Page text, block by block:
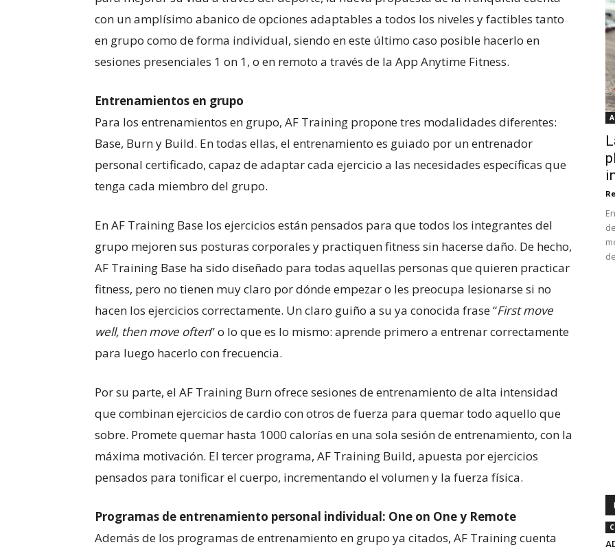
con un amplísimo abanico de opciones adaptables a todos los niveles y factibles tanto
en grupo como de forma individual, siendo en este último caso posible hacerlo en
sesiones presenciales 1 on 1, o en remoto a través de la App Anytime Fitness.
Entrenamientos en grupo
Para los entrenamientos en grupo, AF Training propone tres modalidades diferentes:
Base, Burn y Build. En todas ellas, el entrenamiento es guiado por un entrenador
personal certificado, capaz de adaptar cada ejercicio a las necesidades específicas que
tenga cada miembro del grupo.
En AF Training Base los ejercicios están pensados para que todos los integrantes del
grupo mejoren sus posturas corporales y practiquen fitness sin hacerse daño. De hecho,
AF Training Base ha sido diseñado para todas aquellas personas que quieren practicar
fitness, pero no tienen muy claro por dónde empezar o les preocupa lesionarse si no
hacen los ejercicios correctamente. Un claro guiño a su ya conocida frase “First move
well, then move often” o lo que es lo mismo: aprende primero a entrenar correctamente
para luego hacerlo con frecuencia.
Por su parte, el AF Training Burn ofrece sesiones de entrenamiento de alta intensidad
que combinan ejercicios de cardio con otros de fuerza para quemar todo aquello que
sobre. Promete quemar hasta 1000 calorías en una sola sesión de entrenamiento, con la
máxima motivación. El tercer programa, AF Training Build, apuesta por ejercicios
pensados para tonificar el cuerpo, incrementando el volumen y la fuerza física.
Programas de entrenamiento personal individual: One on One y Remote
Además de los programas de entrenamiento en grupo ya citados, AF Training cuenta